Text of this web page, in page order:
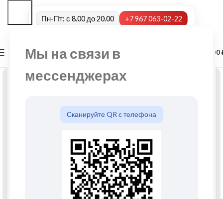
Мы на связи в
мессенджерах
Сканируйте QR с телефона
Пн-Пт: с 8.00 до 20.00 +7 967 063-02-22
МЕНЮ 0,00